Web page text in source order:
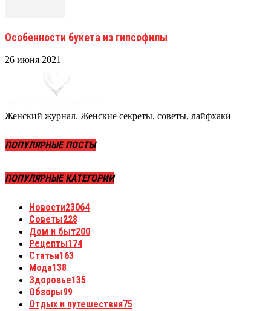
Особенности букета из гипсофилы
26 июня 2021
Женский журнал. Женские секреты, советы, лайфхаки
ПОПУЛЯРНЫЕ ПОСТЫ
ПОПУЛЯРНЫЕ КАТЕГОРИИ
Новости23064
Советы228
Дом и быт200
Рецепты174
Статьи163
Мода138
Здоровье135
Обзоры99
Отдых и путешествия75